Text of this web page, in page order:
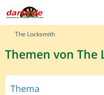
The Locksmith
Themen von The
Thema